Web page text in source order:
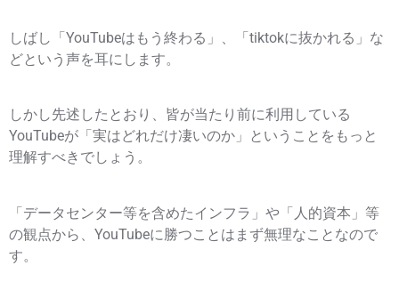
しばし「YouTubeはもう終わる」、「tiktokに抜かれる」な
どという声を耳にします。
しかし先述したとおり、皆が当たり前に利用している
YouTubeが「実はどれだけ凄いのか」ということをもっと
理解すべきでしょう。
「データセンター等を含めたインフラ」や「人的資本」等
の観点から、YouTubeに勝つことはまず無理なことなので
す。